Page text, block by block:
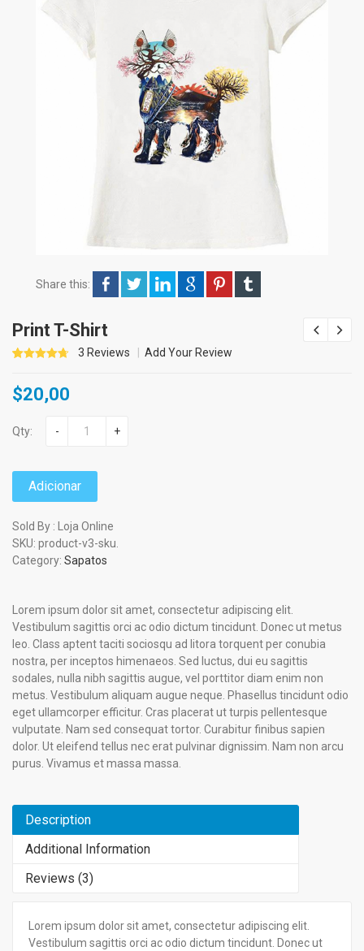
Share this:
Print T-Shirt
based on
customer
3 Reviews Add Your Review
$20,00
Qty: - +
Adicionar
Sold By : Loja Online
SKU: product-v3-sku
Category: Sapatos
Lorem ipsum dolor sit amet, consectetur adipiscing elit.
Vestibulum sagittis orci ac odio dictum tincidunt. Donec ut metus
leo. Class aptent taciti sociosqu ad litora torquent per conubia
nostra, per inceptos himenaeos. Sed luctus, dui eu sagittis
sodales, nulla nibh sagittis augue, vel porttitor diam enim non
metus. Vestibulum aliquam augue neque. Phasellus tincidunt odio
eget ullamcorper efficitur. Cras placerat ut turpis pellentesque
vulputate. Nam sed consequat tortor. Curabitur finibus sapien
dolor. Ut eleifend tellus nec erat pulvinar dignissim. Nam non arcu
purus. Vivamus et massa massa.
Description
Additional Information
Reviews (3)
Lorem ipsum dolor sit amet, consectetur adipiscing elit.
Vestibulum sagittis orci ac odio dictum tincidunt. Donec ut